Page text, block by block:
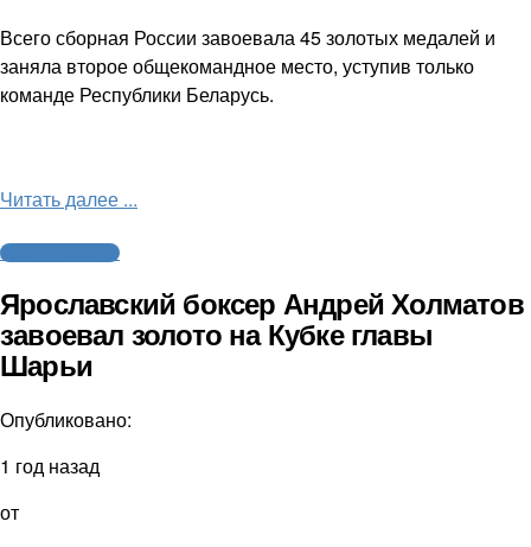
Всего сборная России завоевала 45 золотых медалей и
заняла второе общекомандное место, уступив только
команде Республики Беларусь.
Читать далее ...
Бокс / Кикбоксинг
Ярославский боксер Андрей Холматов
завоевал золото на Кубке главы
Шарьи
Опубликовано:
1 год назад
от